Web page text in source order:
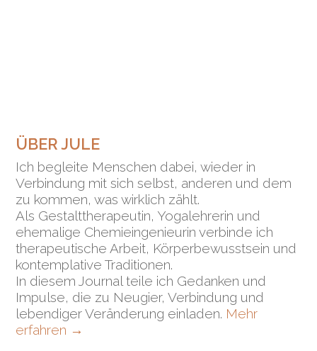
ÜBER JULE
Ich begleite Menschen dabei, wieder in
Verbindung mit sich selbst, anderen und dem
zu kommen, was wirklich zählt.
Als Gestalttherapeutin, Yogalehrerin und
ehemalige Chemieingenieurin verbinde ich
therapeutische Arbeit, Körperbewusstsein und
kontemplative Traditionen.
In diesem Journal teile ich Gedanken und
Impulse, die zu Neugier, Verbindung und
lebendiger Veränderung einladen. Mehr
erfahren →